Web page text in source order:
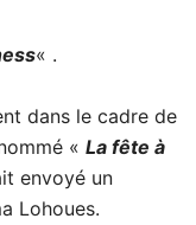
« .
dans le cadre de
« La fête à
envoyé un
Lohoues.